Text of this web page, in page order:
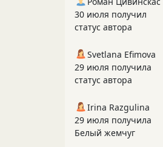
30 июля получил
статус автора
Svetlana Efimova
29 июля получила
статус автора
Irina Razgulina
29 июля получила
Белый жемчуг